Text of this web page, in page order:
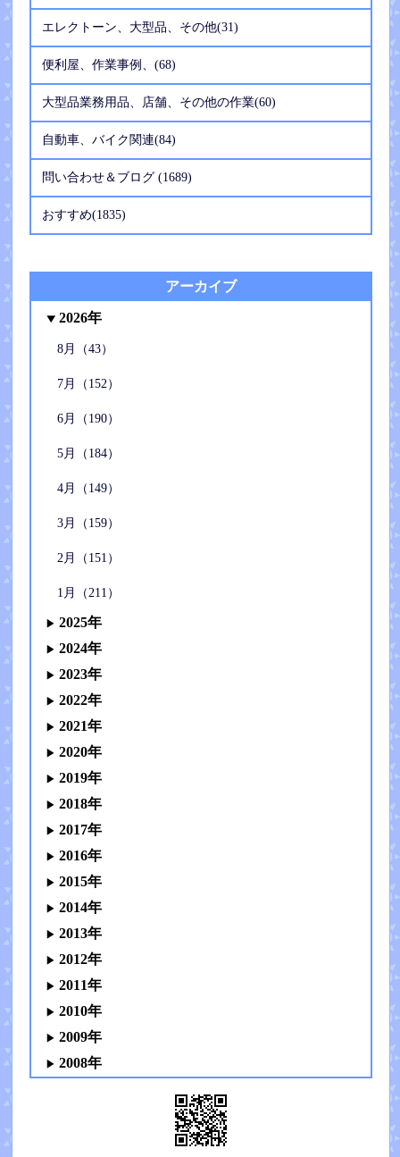
エレクトーン、大型品、その他(31)
便利屋、作業事例、(68)
大型品業務用品、店舗、その他の作業(60)
自動車、バイク関連(84)
問い合わせ＆ブログ (1689)
おすすめ(1835)
アーカイブ
2026年
8月（43）
7月（152）
6月（190）
5月（184）
4月（149）
3月（159）
2月（151）
1月（211）
2025年
2024年
2023年
2022年
2021年
2020年
2019年
2018年
2017年
2016年
2015年
2014年
2013年
2012年
2011年
2010年
2009年
2008年